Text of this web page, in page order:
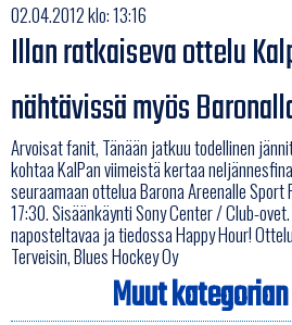
02.04.2012 klo: 13:16
Illan ratkaiseva ottelu
nähtävissä myös
Arvoisat fanit, Tänään jatkuu todellinen
kohtaa KalPan viimeistä kertaa
seuraamaan ottelua Barona Areenalle Sport
17:30. Sisäänkäynti Sony Center / Club-
naposteltavaa ja tiedossa Happy Hour!
Terveisin, Blues Hockey Oy
Muut